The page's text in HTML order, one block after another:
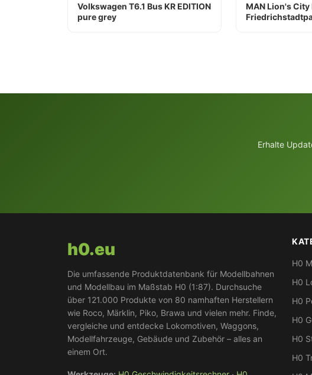
Volkswagen T6.1 Bus KR EDITION
pure grey
MAN Lion's City
Erhalte
h0.eu
Die umfassende Produktdatenbank für Modellbahnen
und Modellbau im Maßstab H0 (1:87). Durchsuche
über 121.000 Produkte von 80 namhaften Herstellern
wie Roco, Märklin, Piko, Brawa und vielen mehr. Finde,
vergleiche und entdecke Lokomotiven, Waggons,
Modellfahrzeuge, Gebäude und Zubehör – alles an
einem Ort.
H0
H0
H0
H0
H0
H0